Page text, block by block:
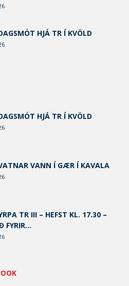
HJÁ TR Í KVÖLD
HJÁ TR Í KVÖLD
VANN Í GÆR Í KAVALA
TR III – HEFST KL. 17.30 –
FYRIR...